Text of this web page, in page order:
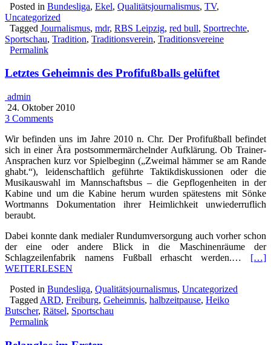
Posted in Bundesliga, Ekel, Qualitätsjournalismus, TV,
Uncategorized
Tagged Journalismus, mdr, RBS Leipzig, red bull, Sportrechte,
Sportschau, Tradition, Traditionsverein, Traditionsvereine
Permalink
Letztes Geheimnis des Profifußballs gelüftet
admin
24. Oktober 2010
3 Comments
Wir befinden uns im Jahre 2010 n. Chr. Der Profifußball befindet
sich in einer Ära postsommermärchelnder Aufklärung. Ob Trainer-
Ansprachen kurz vor Spielbeginn („Zweimal hämmer se am Rande
ghabt.“), leidenschaftlich geführte Taktikdiskussionen oder die
Musikauswahl im Mannschaftsbus – die Gepflogenheiten in der
Kabine und um die Kabine herum wurden spätestens mit Sönke
Wortmanns Dokumentation ihrer Heimlichkeit unwiederruflich
beraubt.
Dabei konnte dank medialer Rundumversorgung auch vorher schon
der eine oder andere Blick in die Maschinenräume der
Schlagzeilenfabrik namens Fußball erhascht werden.… […]
WEITERLESEN
Posted in Bundesliga, Qualitätsjournalismus, Uncategorized
Tagged ARD, Freiburg, Geheimnis, halbzeitpause, Heiko
Butscher, Rätsel, Sportschau
Permalink